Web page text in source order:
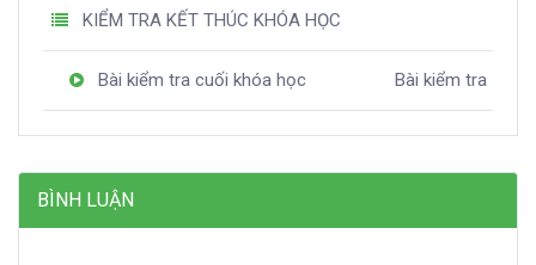
KIỂM TRA KẾT THÚC KHÓA HỌC
Bài kiểm tra cuối khóa học Bài kiểm tra
BÌNH LUẬN